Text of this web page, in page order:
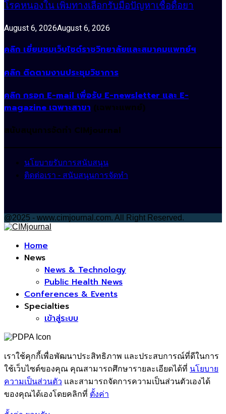
โรคหนองใน เพิ่มทางเลือกรับมือปัญหาเชื้อดื้อยา
August 6, 2026August 6, 2026
คลิก เยี่ยมชมเว็บไซต์ราชวิทยาลัยและสมาคมแพทย์ฯ
คลิก ติดตามงานประชุมวิชาการ
คลิก กรอก E-mail เพื่อรับ E-newsletter และ E-
magazine เฉพาะสาขา (เฉพาะแพทย์)
สนับสนุนการจัดทำ CIMjournal
นโยบายรับการสนับสนุน
ติดต่อเรา - สนับสนุนการจัดทำ
@2025 - www.cimjournal.com. All Right Reserved.
Home
News
News & Technology
Public Health News
Conferences & Events
Specialties
เข้าสู่ระบบ
เราใช้คุกกี้เพื่อพัฒนาประสิทธิภาพ และประสบการณ์ที่ดีในการ
ใช้เว็บไซต์ของคุณ คุณสามารถศึกษารายละเอียดได้ที่ นโยบาย
ความเป็นส่วนตัว และสามารถจัดการความเป็นส่วนตัวเองได้
ของคุณได้เองโดยคลิกที่ ตั้งค่า